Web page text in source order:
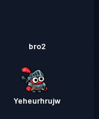
bro2
Yeheurhrujw